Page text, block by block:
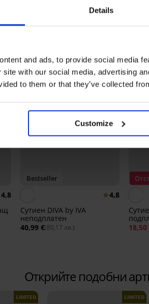
Details
and ads, to provide social media
site with our social media, advertising
to them or that they’ve collected
Customize
Може да ви
4,8
Bestseller
4,8
Сутиен DIVA by IVA
неподплатен
40,99 €(80,17 лв.)
18,50
Открийте подобни
LIMITED LIMITED